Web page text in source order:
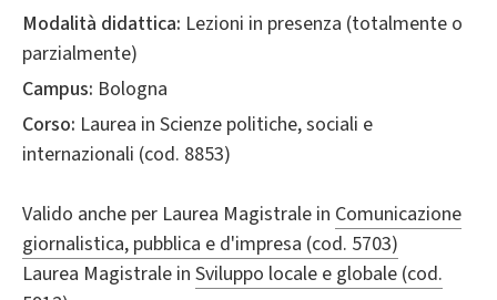
Modalità didattica: Lezioni in presenza (totalmente o
parzialmente)
Campus: Bologna
Corso: Laurea in Scienze politiche, sociali e
internazionali (cod. 8853)
Valido anche per Laurea Magistrale in Comunicazione
giornalistica, pubblica e d'impresa (cod. 5703)
Laurea Magistrale in Sviluppo locale e globale (cod.